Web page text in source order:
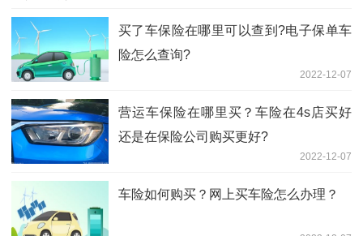
买了车保险在哪里可以查到?电子保单车
险怎么查询?
2022-12-07
营运车保险在哪里买？车险在4s店买好
还是在保险公司购买更好?
2022-12-07
车险如何购买？网上买车险怎么办理？